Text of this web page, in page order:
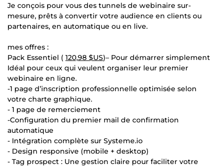
Je conçois pour vous des tunnels de webinaire sur-
mesure, prêts à convertir votre audience en clients ou
partenaires, en automatique ou en live.
mes offres :
Pack Essentiel ( 120,98 $US)– Pour démarrer simplement
Idéal pour ceux qui veulent organiser leur premier
webinaire en ligne.
-1 page d’inscription professionnelle optimisée selon
votre charte graphique.
- 1 page de remerciement
-Configuration du premier mail de confirmation
automatique
- Intégration complète sur Systeme.io
- Design responsive (mobile + desktop)
- Tag prospect : Une gestion claire pour faciliter votre